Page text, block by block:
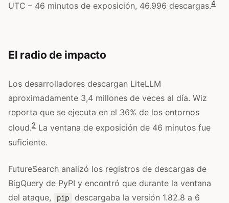
UTC – 46 minutos de exposición, 46.996 descargas.4
El radio de impacto
Los desarrolladores descargan LiteLLM
aproximadamente 3,4 millones de veces al día. Wiz
reporta que se ejecuta en el 36% de los entornos
cloud.2 La ventana de exposición de 46 minutos fue
suficiente.
FutureSearch analizó los registros de descargas de
BigQuery de PyPI y encontró que durante la ventana
del ataque,
pip
descargaba la versión 1.82.8 a 6